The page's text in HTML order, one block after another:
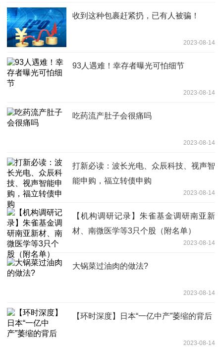
收到这种包裹赶紧扔，已有人被骗！
2023-08-14
93人遇难！幸存者曝光可怕细节
2023-08-14
吃药流产肚子会很痛吗
2023-08-14
打新必读：波长光电、众辰科技、视声智
能申购，福立转债申购
2023-08-14
【机构调研记录】朱雀基金调研南亚新
材、南微医学等3只个股（附名单）
2023-08-14
大锅菜过油肉的做法?
2023-08-14
【环时深度】日本“一亿中产”萎缩的背后
2023-08-14